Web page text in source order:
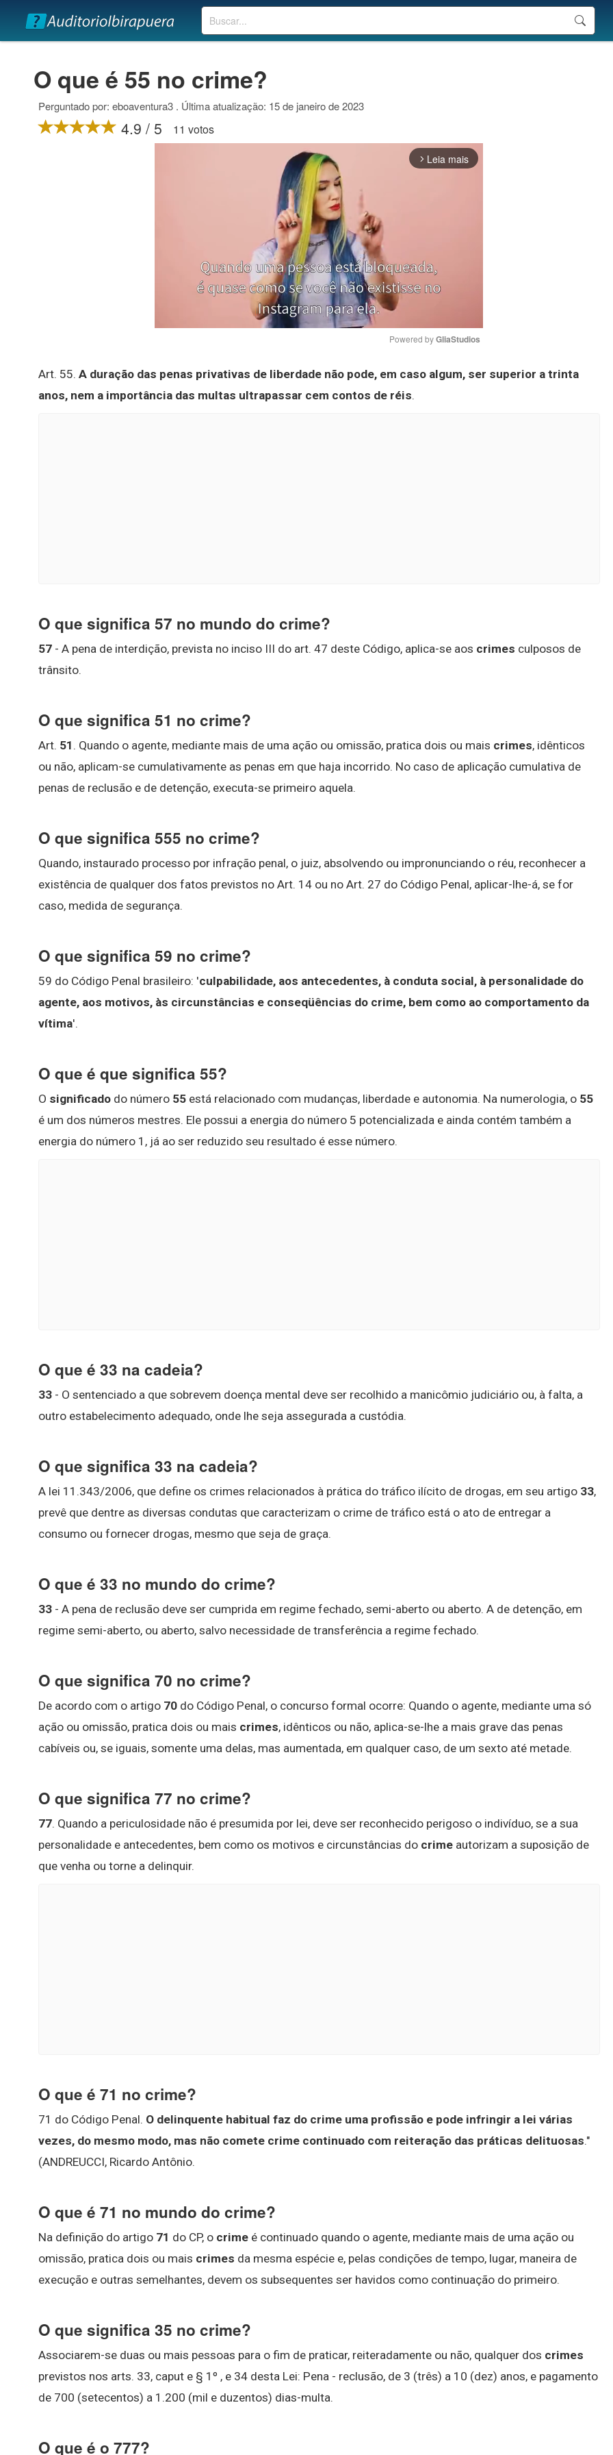
Buscar
O que é 55 no crime?
Perguntado por: eboaventura3 . Última atualização: 15 de janeiro de 2023
4.9 / 5 11 votos
arrow_forward_ios Leia mais
Mute
Powered by GliaStudios
Art. 55. A duração das penas privativas de liberdade não pode, em caso algum, ser superior a trinta
anos, nem a importância das multas ultrapassar cem contos de réis.
O que significa 57 no mundo do crime?
57 - A pena de interdição, prevista no inciso III do art. 47 deste Código, aplica-se aos crimes culposos de
trânsito.
O que significa 51 no crime?
Art. 51 . Quando o agente, mediante mais de uma ação ou omissão, pratica dois ou mais crimes, idênticos
ou não, aplicam-se cumulativamente as penas em que haja incorrido. No caso de aplicação cumulativa de
penas de reclusão e de detenção, executa-se primeiro aquela.
O que significa 555 no crime?
Quando, instaurado processo por infração penal, o juiz, absolvendo ou impronunciando o réu, reconhecer a
existência de qualquer dos fatos previstos no Art. 14 ou no Art. 27 do Código Penal, aplicar-lhe-á, se for
caso, medida de segurança.
O que significa 59 no crime?
59 do Código Penal brasileiro: 'culpabilidade, aos antecedentes, à conduta social, à personalidade do
agente, aos motivos, às circunstâncias e conseqüências do crime, bem como ao comportamento da
vítima'.
O que é que significa 55?
O significado do número 55 está relacionado com mudanças, liberdade e autonomia. Na numerologia, o 55
é um dos números mestres. Ele possui a energia do número 5 potencializada e ainda contém também a
energia do número 1, já ao ser reduzido seu resultado é esse número.
O que é 33 na cadeia?
33 - O sentenciado a que sobrevem doença mental deve ser recolhido a manicômio judiciário ou, à falta, a
outro estabelecimento adequado, onde lhe seja assegurada a custódia.
O que significa 33 na cadeia?
A lei 11.343/2006, que define os crimes relacionados à prática do tráfico ilícito de drogas, em seu artigo 33,
prevê que dentre as diversas condutas que caracterizam o crime de tráfico está o ato de entregar a
consumo ou fornecer drogas, mesmo que seja de graça.
O que é 33 no mundo do crime?
33 - A pena de reclusão deve ser cumprida em regime fechado, semi-aberto ou aberto. A de detenção, em
regime semi-aberto, ou aberto, salvo necessidade de transferência a regime fechado.
O que significa 70 no crime?
De acordo com o artigo 70 do Código Penal, o concurso formal ocorre: Quando o agente, mediante uma só
ação ou omissão, pratica dois ou mais crimes, idênticos ou não, aplica-se-lhe a mais grave das penas
cabíveis ou, se iguais, somente uma delas, mas aumentada, em qualquer caso, de um sexto até metade.
O que significa 77 no crime?
77. Quando a periculosidade não é presumida por lei, deve ser reconhecido perigoso o indivíduo, se a sua
personalidade e antecedentes, bem como os motivos e circunstâncias do crime autorizam a suposição de
que venha ou torne a delinquir.
O que é 71 no crime?
71 do Código Penal. O delinquente habitual faz do crime uma profissão e pode infringir a lei várias
vezes, do mesmo modo, mas não comete crime continuado com reiteração das práticas delituosas."
(ANDREUCCI, Ricardo Antônio.
O que é 71 no mundo do crime?
Na definição do artigo 71 do CP, o crime é continuado quando o agente, mediante mais de uma ação ou
omissão, pratica dois ou mais crimes da mesma espécie e, pelas condições de tempo, lugar, maneira de
execução e outras semelhantes, devem os subsequentes ser havidos como continuação do primeiro.
O que significa 35 no crime?
Associarem-se duas ou mais pessoas para o fim de praticar, reiteradamente ou não, qualquer dos crimes
previstos nos arts. 33, caput e § 1º , e 34 desta Lei: Pena - reclusão, de 3 (três) a 10 (dez) anos, e pagamento
de 700 (setecentos) a 1.200 (mil e duzentos) dias-multa.
O que é o 777?